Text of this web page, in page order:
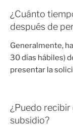
¿Cuánto
después de
Generalmente,
30 días hábiles)
presentar la
¿Puedo
subsidio?